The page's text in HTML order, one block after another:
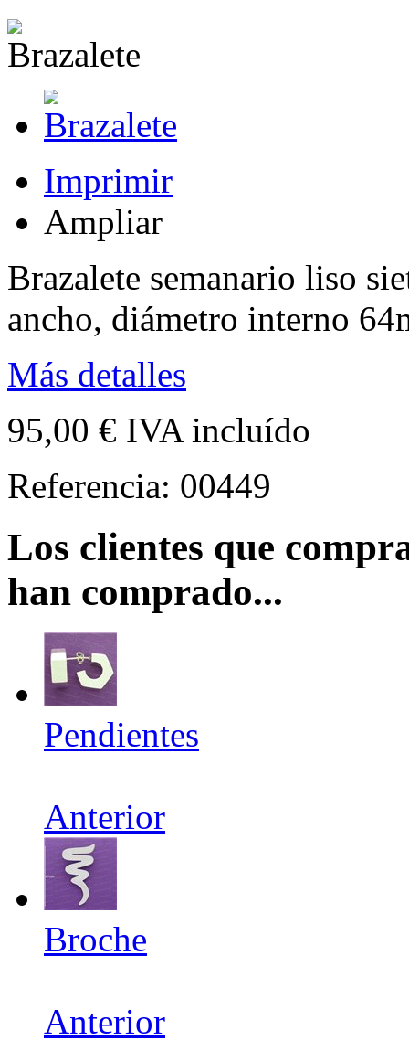
Imprimir
Ampliar
Brazalete semanario liso
ancho, diámetro interno
Más detalles
95,00 € IVA incluído
Referencia: 00449
Los clientes que
han comprado...
Pendientes
Anterior
Broche
Anterior